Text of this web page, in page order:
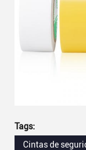
Tags:
Cintas de